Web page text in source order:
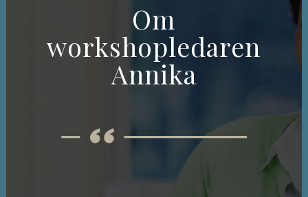
Om
workshopledaren
Annika